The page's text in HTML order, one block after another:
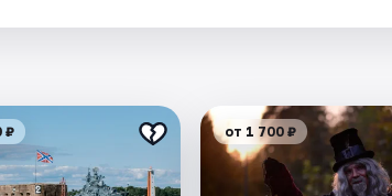
₽ от 1 700 ₽